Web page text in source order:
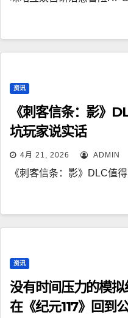
资讯
《刺客信条：影》
坑玩家说实话
4月 21, 2026 ADMIN
《刺客信条：影》DLC值
资讯
没有时间压力的模
在《纪元117》回到